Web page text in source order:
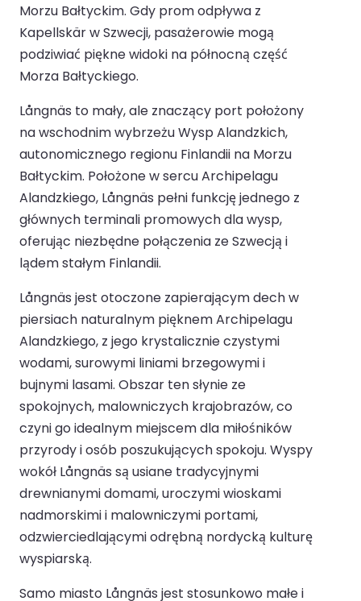
Morzu Bałtyckim. Gdy prom odpływa z
Kapellskär w Szwecji, pasażerowie mogą
podziwiać piękne widoki na północną część
Morza Bałtyckiego.
Långnäs to mały, ale znaczący port położony
na wschodnim wybrzeżu Wysp Alandzkich,
autonomicznego regionu Finlandii na Morzu
Bałtyckim. Położone w sercu Archipelagu
Alandzkiego, Långnäs pełni funkcję jednego z
głównych terminali promowych dla wysp,
oferując niezbędne połączenia ze Szwecją i
lądem stałym Finlandii.
Långnäs jest otoczone zapierającym dech w
piersiach naturalnym pięknem Archipelagu
Alandzkiego, z jego krystalicznie czystymi
wodami, surowymi liniami brzegowymi i
bujnymi lasami. Obszar ten słynie ze
spokojnych, malowniczych krajobrazów, co
czyni go idealnym miejscem dla miłośników
przyrody i osób poszukujących spokoju. Wyspy
wokół Långnäs są usiane tradycyjnymi
drewnianymi domami, uroczymi wioskami
nadmorskimi i malowniczymi portami,
odzwierciedlającymi odrębną nordycką kulturę
wyspiarską.
Samo miasto Långnäs jest stosunkowo małe i